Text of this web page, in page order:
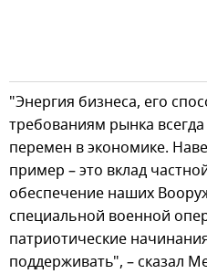
"Энергия бизнеса, его
требованиям рынка
перемен в экономике.
пример – это вклад
обеспечение наших
специальной военной
патриотические
поддерживать", – сказал